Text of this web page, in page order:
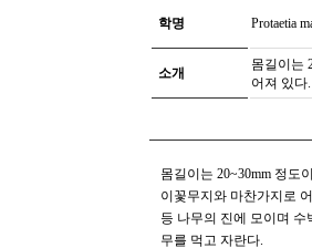
학명 Protaetia
소개
몸길이는
어져 있다
몸길이는 20~30mm 정도
이꽃무지와 마찬가지로
등 나무의 진에 모이며 수
무를 먹고 자란다.